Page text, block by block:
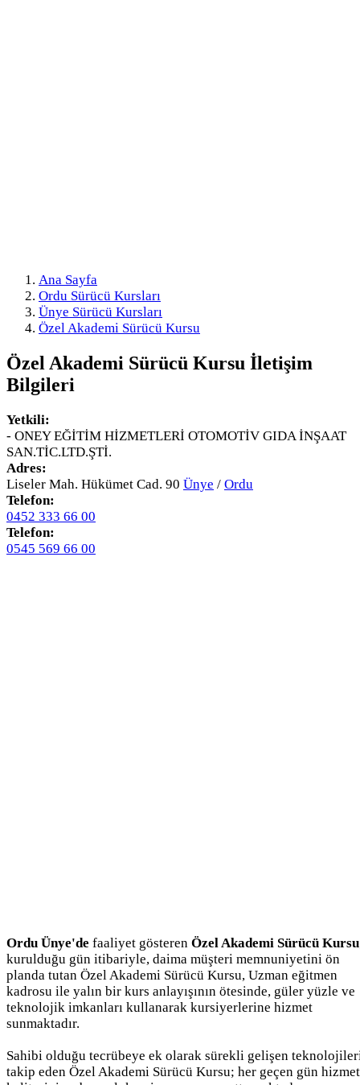
Ana Sayfa
Ordu Sürücü Kursları
Ünye Sürücü Kursları
Özel Akademi Sürücü Kursu
Özel Akademi Sürücü Kursu İletişim
Bilgileri
Yetkili:
- ONEY EĞİTİM HİZMETLERİ OTOMOTİV GIDA İNŞAAT
SAN.TİC.LTD.ŞTİ.
Adres:
Liseler Mah. Hükümet Cad. 90 Ünye / Ordu
Telefon:
0452 333 66 00
Telefon:
0545 569 66 00
Ordu Ünye'de faaliyet gösteren Özel Akademi Sürücü Kursu
kurulduğu gün itibariyle, daima müşteri memnuniyetini ön
planda tutan Özel Akademi Sürücü Kursu, Uzman eğitmen
kadrosu ile yalın bir kurs anlayışının ötesinde, güler yüzle ve
teknolojik imkanları kullanarak kursiyerlerine hizmet
sunmaktadır.
Sahibi olduğu tecrübeye ek olarak sürekli gelişen
takip eden Özel Akademi Sürücü Kursu; her geçen gün hizmet